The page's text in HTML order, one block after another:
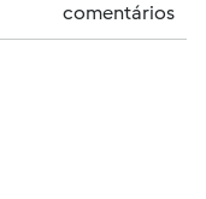
comentários